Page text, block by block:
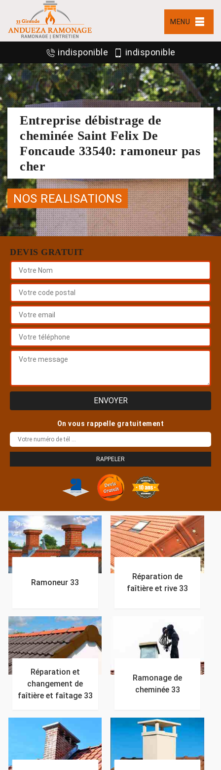
MENU
indisponible indisponible
Entreprise débistrage de
cheminée Saint Felix De
Foncaude 33540: ramoneur pas
cher
NOS REALISATIONS
DEVIS GRATUIT
On vous rappelle gratuitement
Ramoneur 33
Réparation de
faîtière et rive 33
Réparation et
changement de
faîtière et faîtage 33
Ramonage de
cheminée 33